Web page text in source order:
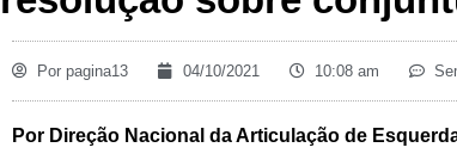
Por pagina13 04/10/2021 10:08 am
Por Direção Nacional da Articulação de